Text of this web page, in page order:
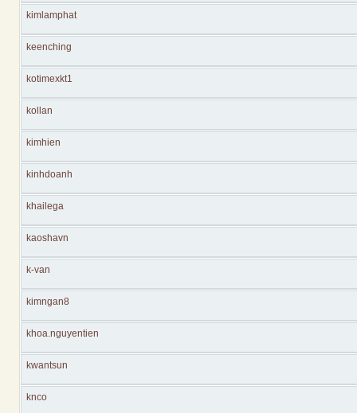
kimlamphat
keenching
kotimexkt1
kollan
kimhien
kinhdoanh
khailega
kaoshavn
k-van
kimngan8
khoa.nguyentien
kwantsun
knco